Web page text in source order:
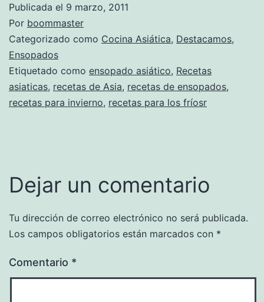
Publicada el 9 marzo, 2011
Por boommaster
Categorizado como Cocina Asiática, Destacamos,
Ensopados
Etiquetado como ensopado asiático, Recetas
asiaticas, recetas de Asia, recetas de ensopados,
recetas para invierno, recetas para los fríosr
Dejar un comentario
Tu dirección de correo electrónico no será publicada.
Los campos obligatorios están marcados con *
Comentario *